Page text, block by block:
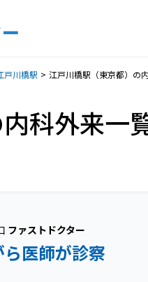
戸川橋駅 江戸川橋駅（東京都）の
科外来一
ファストドクター
医師が診察